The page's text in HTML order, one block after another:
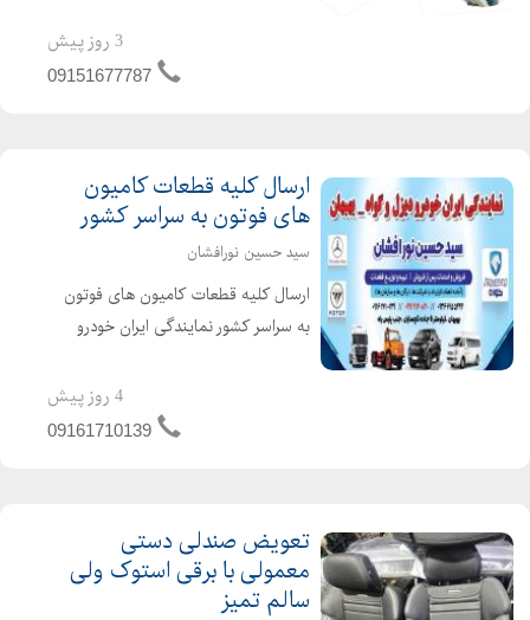
نارون.لوازم یدکی L300 لوازم جلوبندی ون
دلیکا . لوازم ون میتسوبیش...
3 روز پیش
09151677787
ارسال کلیه قطعات کامیون
های فوتون به سراسر کشور
سید حسین نورافشان
ارسال کلیه قطعات کامیون های فوتون
به سراسر کشور نمایندگی ایران خودرو
جنب پلیس راه نمایندگی ایران خودرو
دیزل کد ۷۲۷ سید حسین نورافشان
4 روز پیش
09161710139
تعویض صندلی دستی
معمولی با برقی استوک ولی
سالم تمیز